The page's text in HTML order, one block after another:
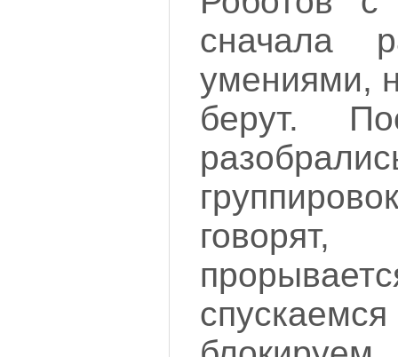
сначала
умениями,
берут.